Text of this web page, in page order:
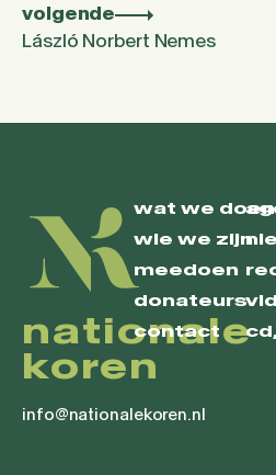
volgende
László Norbert Nemes
nationale
koren
info@nationalekoren.nl
wat we doen
wie we zijn
meedoen
donateurs
contact